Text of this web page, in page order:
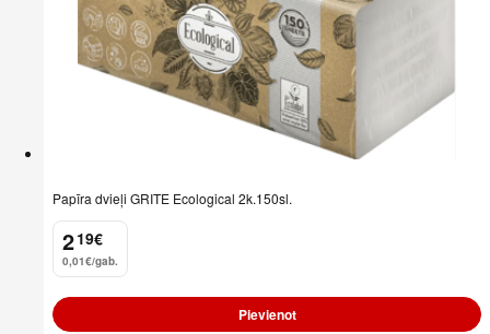
Papīra dvieļi GRITE Ecological 2k.150sl.
2
. 19€
0,01€/gab.
Pievienot